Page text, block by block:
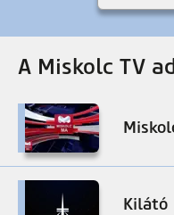
A Miskolc TV
Kilátó